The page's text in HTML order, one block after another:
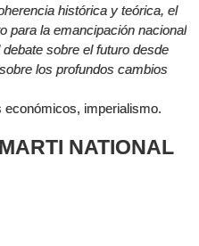
histórica y teórica, el
para la emancipación nacional
sobre el futuro desde
los profundos cambios
económicos, imperialismo.
NATIONAL